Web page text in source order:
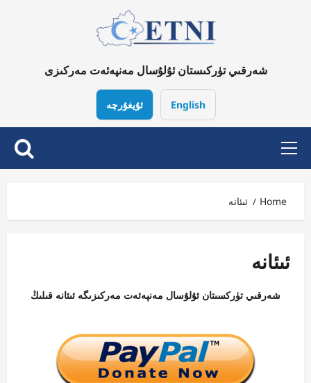
شەرقىي تۈركىستان ئۇلۇسال مەنپەئەت مەركىزى
English ئۇيغۇرچە
Primary
Menu
Home ئىئانە
ئىئانە
شەرقىي تۈركسىتان ئۇلۇسال مەنپەئەت مەركىزىگە ئىئانە قىلىڭ